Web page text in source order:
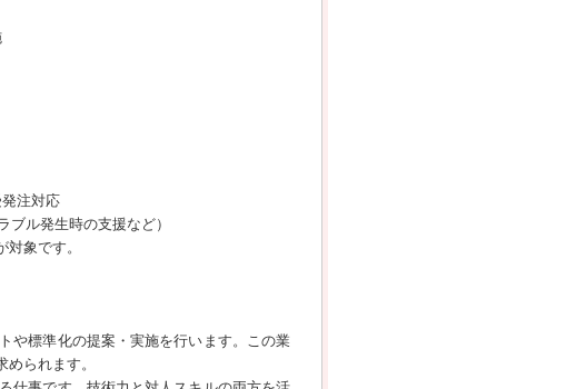
注対応
ブル発生時の支援など）
象です。
や標準化の提案・実施を行います。この業
られます。